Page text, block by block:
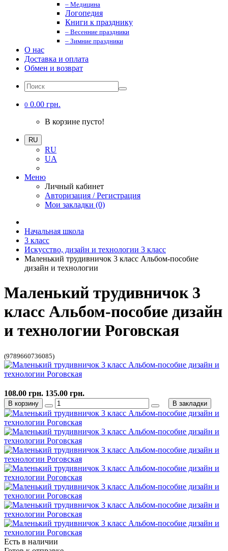
– Медицина
Логопедия
Книги к празднику
– Весенние праздники
– Зимние праздники
О нас
Доставка и оплата
Обмен и возврат
0 0.00 грн.
В корзине пусто!
RU
RU
UA
Меню
Личный кабинет
Авторизация / Регистрация
Мои закладки (0)
Начальная школа
3 класс
Искусство, дизайн и технологии 3 класс
Маленький трудивничок 3 класс Альбом-пособие
дизайн и технологии
Маленький трудивничок 3
класс Альбом-пособие дизайн
и технологии Роговская
(9789660736085)
Есть в наличии
108.00 грн. 135.00 грн.
В корзину В закладки